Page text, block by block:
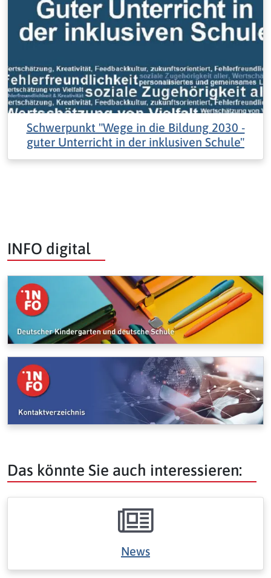
Schwerpunkt "Wege in die Bildung 2030 -
guter Unterricht in der inklusiven Schule"
INFO digital
Das könnte Sie auch interessieren:
News